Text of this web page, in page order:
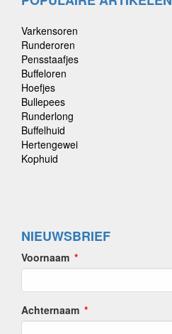
Varkensoren
Runderoren
Pensstaafjes
Buffeloren
Hoefjes
Bullepees
Runderlong
Buffelhuid
Hertengewei
Kophuid
NIEUWSBRIEF
Voornaam
Achternaam